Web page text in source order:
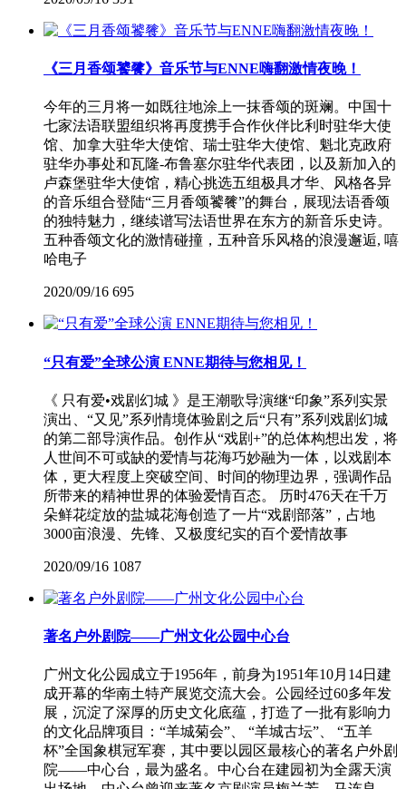
《三月香颂饕餮》音乐节与ENNE嗨翻激情夜晚！
今年的三月将一如既往地涂上一抹香颂的斑斓。中国十
七家法语联盟组织将再度携手合作伙伴比利时驻华大使
馆、加拿大驻华大使馆、瑞士驻华大使馆、魁北克政府
驻华办事处和瓦隆-布鲁塞尔驻华代表团，以及新加入的
卢森堡驻华大使馆，精心挑选五组极具才华、风格各异
的音乐组合登陆“三月香颂饕餮”的舞台，展现法语香颂
的独特魅力，继续谱写法语世界在东方的新音乐史诗。
五种香颂文化的激情碰撞，五种音乐风格的浪漫邂逅, 嘻
哈电子
2020/09/16 695
“只有爱”全球公演 ENNE期待与您相见！
《 只有爱•戏剧幻城 》是王潮歌导演继“印象”系列实景
演出、“又见”系列情境体验剧之后“只有”系列戏剧幻城
的第二部导演作品。创作从“戏剧+”的总体构想出发，将
人世间不可或缺的爱情与花海巧妙融为一体，以戏剧本
体，更大程度上突破空间、时间的物理边界，强调作品
所带来的精神世界的体验爱情百态。 历时476天在千万
朵鲜花绽放的盐城花海创造了一片“戏剧部落”，占地
3000亩浪漫、先锋、又极度纪实的百个爱情故事
2020/09/16 1087
著名户外剧院——广州文化公园中心台
广州文化公园成立于1956年，前身为1951年10月14日建
成开幕的华南土特产展览交流大会。公园经过60多年发
展，沉淀了深厚的历史文化底蕴，打造了一批有影响力
的文化品牌项目：“羊城菊会”、 “羊城古坛”、 “五羊
杯”全国象棋冠军赛，其中要以园区最核心的著名户外剧
院——中心台，最为盛名。中心台在建园初为全露天演